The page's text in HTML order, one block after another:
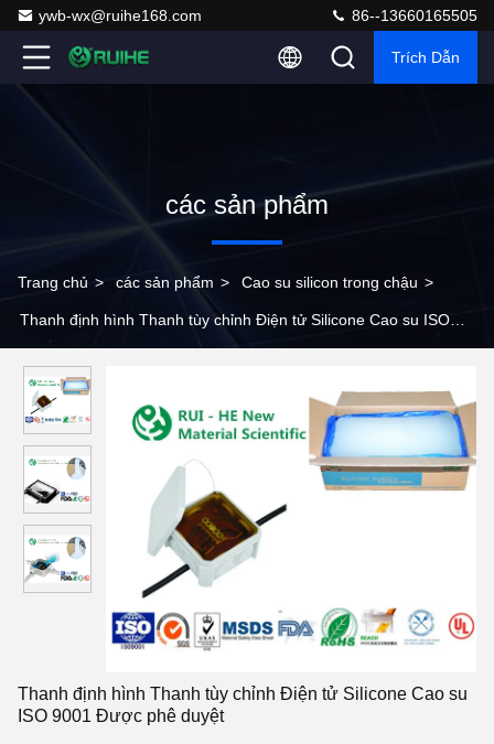
ywb-wx@ruihe168.com 86--13660165505
Trích Dẫn
các sản phẩm
Trang chủ > các sản phẩm > Cao su silicon trong chậu >
Thanh định hình Thanh tùy chỉnh Điện tử Silicone Cao su ISO
Thanh định hình Thanh tùy chỉnh Điện tử Silicone Cao su
ISO 9001 Được phê duyệt